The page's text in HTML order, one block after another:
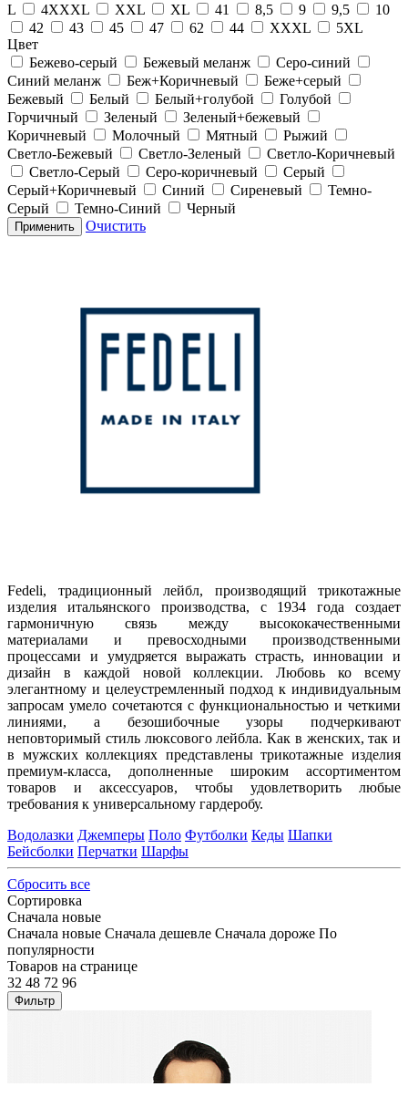
L
4XXXL XXL XL 41 8,5 9 9,5
10
42
43 45 47 62 44 XXXL
5XL
Цвет
Бежево-серый
Бежевый меланж
Серо-синий
Синий меланж
Беж+Коричневый
Беже+серый
Бежевый
Белый Белый+голубой
Голубой
Горчичный
Зеленый
Зеленый+бежевый
Коричневый
Молочный Мятный
Рыжий
Светло-Бежевый
Светло-Зеленый
Светло-Коричневый
Светло-Серый
Серо-коричневый
Серый
Серый+Коричневый
Синий Сиреневый
Темно-
Серый
Темно-Синий Черный
Применить Очистить
Fedeli, традиционный лейбл, производящий трикотажные
изделия итальянского производства, с 1934 года создает
гармоничную связь между высококачественными
материалами и превосходными производственными
процессами и умудряется выражать страсть, инновации и
дизайн в каждой новой коллекции. Любовь ко всему
элегантному и целеустремленный подход к индивидуальным
запросам умело сочетаются с функциональностью и четкими
линиями, а безошибочные узоры подчеркивают
неповторимый стиль люксового лейбла. Как в женских, так и
в мужских коллекциях представлены трикотажные изделия
премиум-класса, дополненные широким ассортиментом
товаров и аксессуаров, чтобы удовлетворить любые
требования к универсальному гардеробу.
Водолазки Джемперы Поло Футболки Кеды Шапки
Бейсболки Перчатки Шарфы
Сбросить все
Сортировка
Сначала новые
Сначала новые Сначала дешевле Сначала дороже По
популярности
Товаров на странице
32 48 72 96
Фильтр